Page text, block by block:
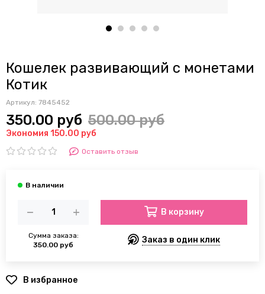
Кошелек развивающий с монетами
Котик
Артикул: 7845452
350.00 руб 500.00 руб
Экономия 150.00 руб
Оставить отзыв
Сумма заказа:
350.00 руб
В корзину
Заказ в один клик